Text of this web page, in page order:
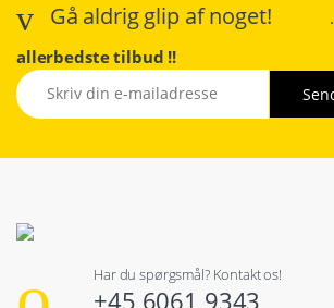
Gå aldrig glip af noget!
allerbedste tilbud !!
Har du spørgsmål? Kontakt os!
+45 6061 9343